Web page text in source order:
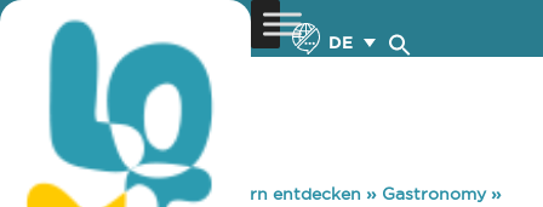
DE
You are here: Home »Zypern entdecken » Gastronomy»